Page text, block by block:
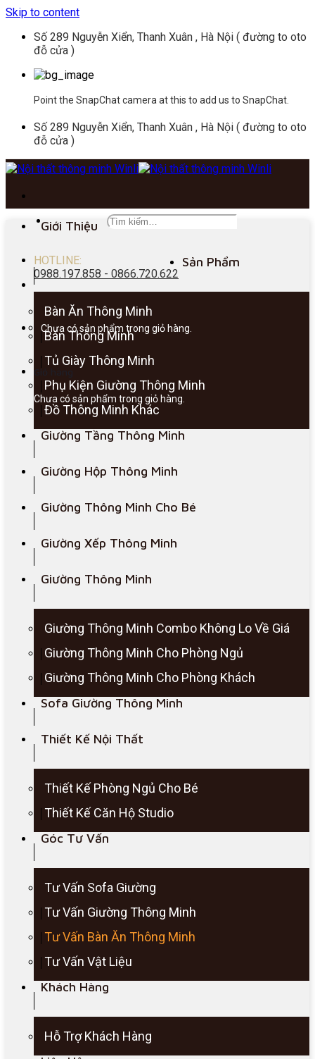
Skip to content
Số 289 Nguyễn Xiển, Thanh Xuân , Hà Nội ( đường to oto
đỗ cửa )
Point the SnapChat camera at this to add us to SnapChat.
Số 289 Nguyễn Xiển, Thanh Xuân , Hà Nội ( đường to oto
đỗ cửa )
HOTLINE:
0988.197.858 - 0866.720.622
Chưa có sản phẩm trong giỏ hàng.
Giỏ hàng
Chưa có sản phẩm trong giỏ hàng.
Giới Thiệu
Sản Phẩm
Bàn Ăn Thông Minh
Bàn Thông Minh
Tủ Giày Thông Minh
Phụ Kiện Giường Thông Minh
Đồ Thông Minh Khác
Giường Tầng Thông Minh
Giường Hộp Thông Minh
Giường Thông Minh Cho Bé
Giường Xếp Thông Minh
Giường Thông Minh
Giường Thông Minh Combo Không Lo Về Giá
Giường Thông Minh Cho Phòng Ngủ
Giường Thông Minh Cho Phòng Khách
Sofa Giường Thông Minh
Thiết Kế Nội Thất
Thiết Kế Phòng Ngủ Cho Bé
Thiết Kế Căn Hộ Studio
Góc Tư Vấn
Tư Vấn Sofa Giường
Tư Vấn Giường Thông Minh
Tư Vấn Bàn Ăn Thông Minh
Tư Vấn Vật Liệu
Khách Hàng
Hỗ Trợ Khách Hàng